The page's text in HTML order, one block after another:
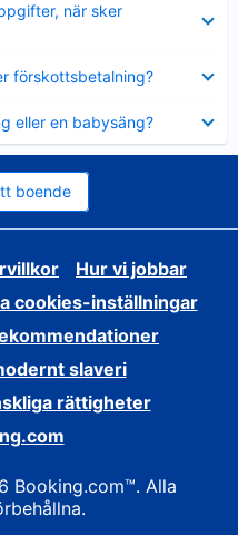
när sker
förskottsbetalning?
eller en babysäng?
boende
Hur vi jobbar
cookies-inställningar
slaveri
rättigheter
Booking.com™. Alla